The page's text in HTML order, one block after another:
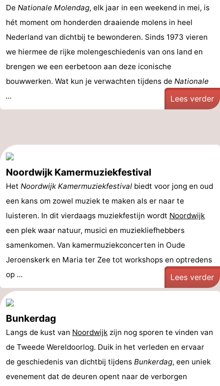
De Nationale Molendag, elk jaar in een weekend in mei, is
hét moment om honderden draaiende molens in heel
Nederland van dichtbij te bewonderen. Sinds 1973 vieren
we hiermee de rijke molengeschiedenis van ons land en
brengen we een eerbetoon aan deze iconische
bouwwerken. Wat kun je verwachten tijdens de Nationale
...
Lees verder
Noordwijk Kamermuziekfestival
Het Noordwijk Kamermuziekfestival biedt voor jong en oud
een kans om zowel muziek te maken als er naar te
luisteren. In dit vierdaags muziekfestijn wordt Noordwijk
een plek waar natuur, musici en muziekliefhebbers
samenkomen. Van kamermuziekconcerten in Oude
Jeroenskerk en Maria ter Zee tot workshops en optredens
op ...
Lees verder
Bunkerdag
Langs de kust van Noordwijk zijn nog sporen te vinden van
de Tweede Wereldoorlog. Duik in het verleden en ervaar
de geschiedenis van dichtbij tijdens Bunkerdag, een uniek
evenement dat de deuren opent naar de verborgen